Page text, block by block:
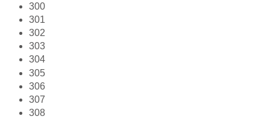
300
301
302
303
304
305
306
307
308